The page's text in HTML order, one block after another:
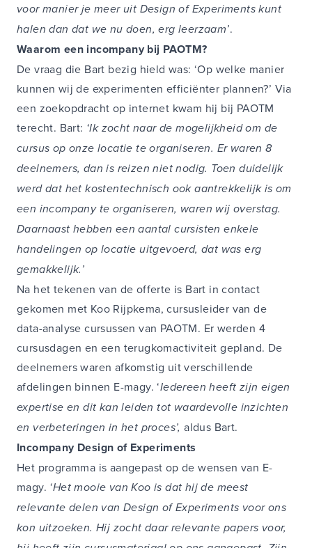
voor manier je meer uit Design of Experiments kunt
halen dan dat we nu doen, erg leerzaam’.
Waarom een incompany bij PAOTM?
De vraag die Bart bezig hield was: ‘Op welke manier
kunnen wij de experimenten efficiënter plannen?’ Via
een zoekopdracht op internet kwam hij bij PAOTM
terecht. Bart: ‘Ik zocht naar de mogelijkheid om de
cursus op onze locatie te organiseren. Er waren 8
deelnemers, dan is reizen niet nodig. Toen duidelijk
werd dat het kostentechnisch ook aantrekkelijk is om
een incompany te organiseren, waren wij overstag.
Daarnaast hebben een aantal cursisten enkele
handelingen op locatie uitgevoerd, dat was erg
gemakkelijk.’
Na het tekenen van de offerte is Bart in contact
gekomen met Koo Rijpkema, cursusleider van de
data-analyse cursussen van PAOTM. Er werden 4
cursusdagen en een terugkomactiviteit gepland. De
deelnemers waren afkomstig uit verschillende
afdelingen binnen E-magy. ‘Iedereen heeft zijn eigen
expertise en dit kan leiden tot waardevolle inzichten
en verbeteringen in het proces’, aldus Bart.
Incompany Design of Experiments
Het programma is aangepast op de wensen van E-
magy. ‘Het mooie van Koo is dat hij de meest
relevante delen van Design of Experiments voor ons
kon uitzoeken. Hij zocht daar relevante papers voor,